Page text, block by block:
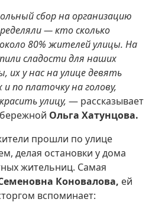
сбор на организацию
— кто сколько
80% жителей улицы. На
сладости для наших
их у нас на улице девять
по платочку на голову,
улицу, — рассказывает
Ольга Хатунцова.
прошли по улице
делая остановки у дома
жительниц. Самая
Коновалова, ей
вспоминает: